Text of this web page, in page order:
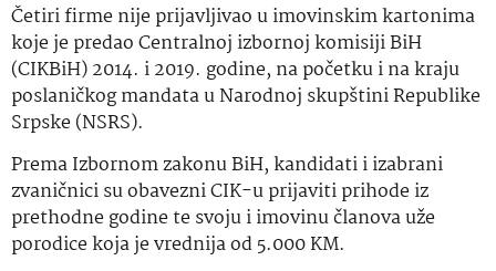
Četiri firme nije prijavljivao u imovinskim kartonima
koje je predao Centralnoj izbornoj komisiji BiH
(CIKBiH) 2014. i 2019. godine, na početku i na kraju
poslaničkog mandata u Narodnoj skupštini Republike
Srpske (NSRS).
Prema Izbornom zakonu BiH, kandidati i izabrani
zvaničnici su obavezni CIK-u prijaviti prihode iz
prethodne godine te svoju i imovinu članova uže
porodice koja je vrednija od 5.000 KM.